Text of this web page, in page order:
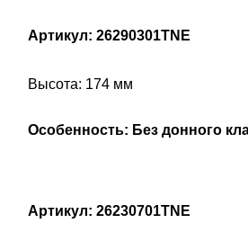
Артикул: 26290301TNE
Высота: 174 мм
Особенность: Без донного
Артикул: 26230701TNE